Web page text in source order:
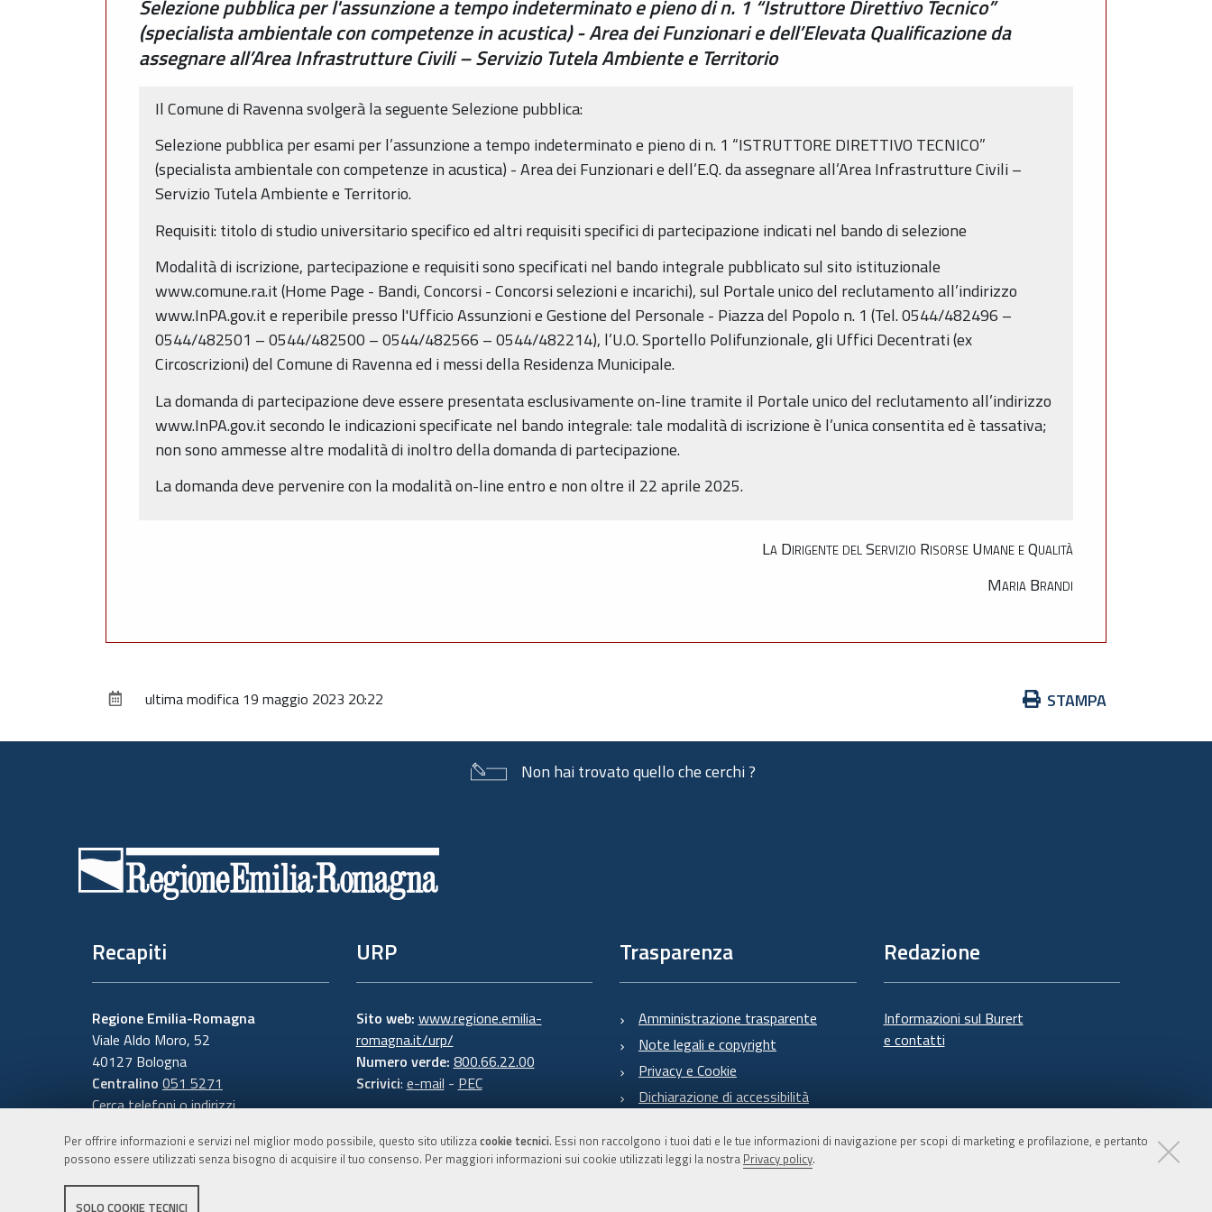
Per offrire informazioni e servizi nel miglior modo possibile, questo sito utilizzacookie tecnici. Essi non raccolgono i tuoi dati e le tue informazioni di navigazione per scopi di marketing e profilazione, e pertanto
possono essere utilizzati senza bisogno di acquisire il tuo consenso. Per maggiori informazioni sui cookie utilizzati leggi la nostra Privacy policy.
SOLO COOKIE TECNICI
Selezione pubblica per l'assunzione a tempo indeterminato e pieno di n. 1 “Istruttore Direttivo Tecnico”
(specialista ambientale con competenze in acustica) - Area dei Funzionari e dell’Elevata Qualificazione da
assegnare all’Area Infrastrutture Civili – Servizio Tutela Ambiente e Territorio
Il Comune di Ravenna svolgerà la seguente Selezione pubblica:
Selezione pubblica per esami per l’assunzione a tempo indeterminato e pieno di n. 1 “ISTRUTTORE DIRETTIVO TECNICO”
(specialista ambientale con competenze in acustica) - Area dei Funzionari e dell’E.Q. da assegnare all’Area Infrastrutture Civili –
Servizio Tutela Ambiente e Territorio.
Requisiti: titolo di studio universitario specifico ed altri requisiti specifici di partecipazione indicati nel bando di selezione
Modalità di iscrizione, partecipazione e requisiti sono specificati nel bando integrale pubblicato sul sito istituzionale
www.comune.ra.it (Home Page - Bandi, Concorsi - Concorsi selezioni e incarichi), sul Portale unico del reclutamento all’indirizzo
www.InPA.gov.it e reperibile presso l'Ufficio Assunzioni e Gestione del Personale - Piazza del Popolo n. 1 (Tel. 0544/482496 –
0544/482501 – 0544/482500 – 0544/482566 – 0544/482214), l’U.O. Sportello Polifunzionale, gli Uffici Decentrati (ex
Circoscrizioni) del Comune di Ravenna ed i messi della Residenza Municipale.
La domanda di partecipazione deve essere presentata esclusivamente on-line tramite il Portale unico del reclutamento all’indirizzo
www.InPA.gov.it secondo le indicazioni specificate nel bando integrale: tale modalità di iscrizione è l’unica consentita ed è tassativa;
non sono ammesse altre modalità di inoltro della domanda di partecipazione.
La domanda deve pervenire con la modalità on-line entro e non oltre il 22 aprile 2025.
La Dirigente del Servizio Risorse Umane e Qualità
Maria Brandi
Azioni
documento
STAMPA
ultima modifica 19 maggio 2023 20:22
Non hai trovato quello che cerchi ?
Recapiti
Regione Emilia-Romagna
Viale Aldo Moro, 52
40127 Bologna
Centralino 051 5271
Cerca telefoni o indirizzi
URP
Sito web: www.regione.emilia-
romagna.it/urp/
Numero verde: 800.66.22.00
Scrivici: e-mail - PEC
Trasparenza
Amministrazione trasparente
Note legali e copyright
Privacy e Cookie
Dichiarazione di accessibilità
Redazione
Informazioni sul Burert
e contatti